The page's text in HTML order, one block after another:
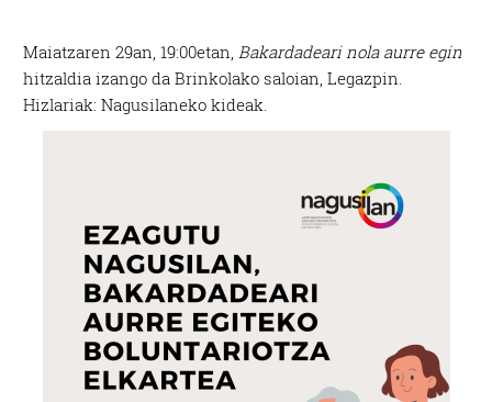
Maiatzaren 29an, 19:00etan, Bakardadeari nola aurre egin
hitzaldia izango da Brinkolako saloian, Legazpin.
Hizlariak: Nagusilaneko kideak.